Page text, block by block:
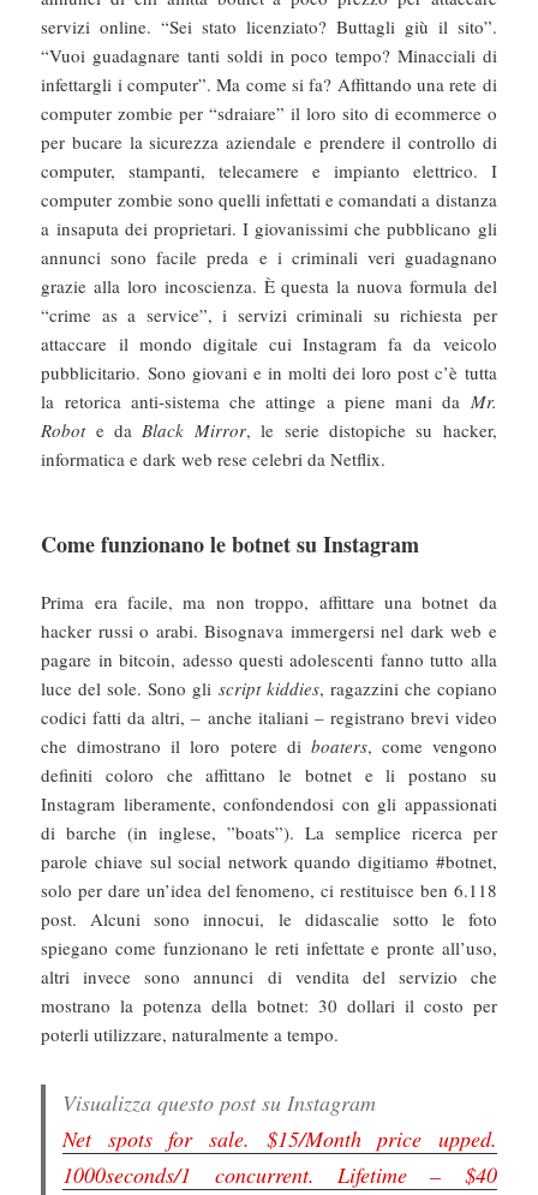
servizi online. “Sei stato licenziato? Buttagli giù il sito”.
“Vuoi guadagnare tanti soldi in poco tempo? Minacciali di
infettargli i computer”. Ma come si fa? Affittando una rete di
computer zombie per “sdraiare” il loro sito di ecommerce o
per bucare la sicurezza aziendale e prendere il controllo di
computer, stampanti, telecamere e impianto elettrico. I
computer zombie sono quelli infettati e comandati a distanza
a insaputa dei proprietari. I giovanissimi che pubblicano gli
annunci sono facile preda e i criminali veri guadagnano
grazie alla loro incoscienza. È questa la nuova formula del
“crime as a service”, i servizi criminali su richiesta per
attaccare il mondo digitale cui Instagram fa da veicolo
pubblicitario. Sono giovani e in molti dei loro post c’è tutta
la retorica anti-sistema che attinge a piene mani da Mr.
Robote daBlack Mirror, le serie distopiche su hacker,
informatica e dark web rese celebri da Netflix.
Come funzionano le botnet su Instagram
Prima era facile, ma non troppo, affittare una botnet da
hacker russi o arabi. Bisognava immergersi nel dark web e
pagare in bitcoin, adesso questi adolescenti fanno tutto alla
luce del sole. Sono gli script kiddies, ragazzini che copiano
codici fatti da altri, – anche italiani – registrano brevi video
che dimostrano il loro potere di boaters, come vengono
definiti coloro che affittano le botnet e li postano su
Instagram liberamente, confondendosi con gli appassionati
di barche (in inglese, ”boats”). La semplice ricerca per
parole chiave sul social network quando digitiamo #botnet,
solo per dare un’idea del fenomeno, ci restituisce ben 6.118
post. Alcuni sono innocui, le didascalie sotto le foto
spiegano come funzionano le reti infettate e pronte all’uso,
altri invece sono annunci di vendita del servizio che
mostrano la potenza della botnet: 30 dollari il costo per
poterli utilizzare, naturalmente a tempo.
Visualizza questo post su Instagram
Net spots for sale. $15/Month price upped.
1000seconds/1 concurrent. Lifetime – $40